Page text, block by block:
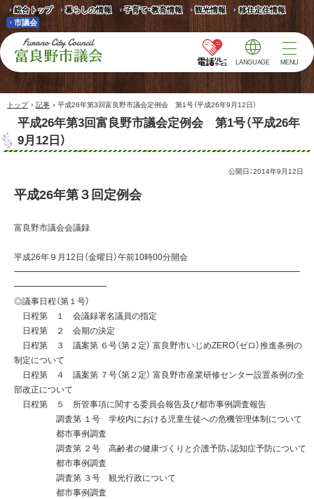
総合トップ 暮らしの情報 子育て・教育情報 観光情報
移住定住情報
市議会
富良野市議会 Furano
City Council
LANGUAGE MENU
トップ › 記事 › 平成26年第3回富良野市議会定例会 第1号（平成26年9月12日）
平成26年第3回富良野市議会定例会 第1号（平成26年
9月12日）
公開日：2014年9月12日
平成26年第３回定例会
富良野市議会会議録
平成26年９月12日（金曜日）午前10時00分開会
━━━━━━━━━━━━━━━━━━━━━━━━━━━━━━━━━━
━━━━━━━━━━━
◎議事日程（第１号）
日程第 １ 会議録署名議員の指定
日程第 ２ 会期の決定
日程第 ３ 議案第 ６号（第２定） 富良野市いじめZERO（ゼロ）推進条例の
制定について
日程第 ４ 議案第 ７号（第２定） 富良野市産業研修センター設置条例の全
部改正について
日程第 ５ 所管事項に関する委員会報告及び都市事例調査報告
調査第 １号 学校内における児童生徒への危機管理体制について
都市事例調査
調査第 ２号 高齢者の健康づくりと介護予防、認知症予防について
都市事例調査
調査第 ３号 観光行政について
都市事例調査